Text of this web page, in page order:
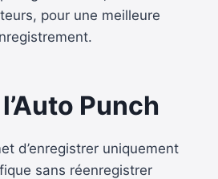
pour une meilleure
Punch
d’enregistrer uniquement
sans réenregistrer